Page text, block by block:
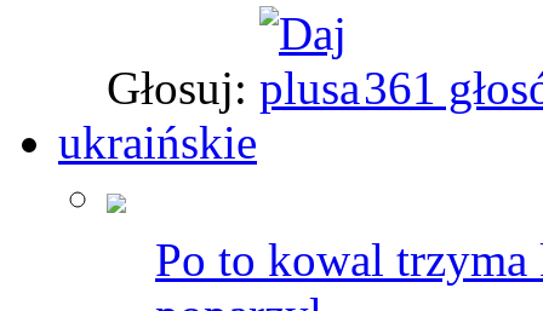
Głosuj:
361
ukraińskie
Po to kowal trzyma